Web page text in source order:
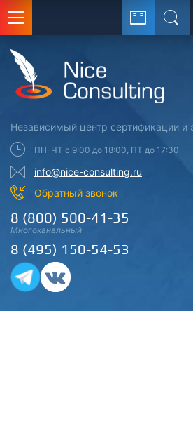
Независимый центр сертификации и
ПН-ЧТ с 9:00 до 18:00, ПТ до 17:30
info@nice-consulting.ru
Обратный звонок
8 (800) 500-41-35
Многоканальный
8 (495) 150-54-53